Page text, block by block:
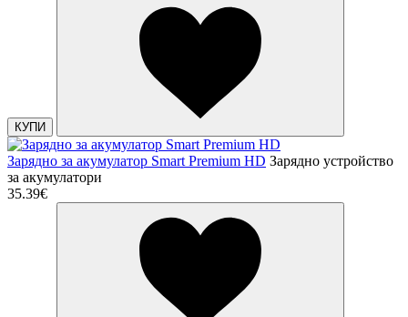
КУПИ
Зарядно за акумулатор Smart Premium HD Зарядно устройство
за акумулатори
35.39€